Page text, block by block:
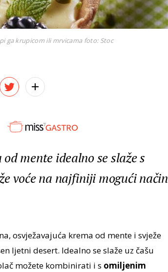
ga krupicom ili mrvicama foto: Stoc
mente idealno se slaže s
voće na najfiniji mogući način
osvježavajuća krema od mente i svježe
ljetni desert. Idealno se slaže uz čašu
možete kombinirati i s omiljenim